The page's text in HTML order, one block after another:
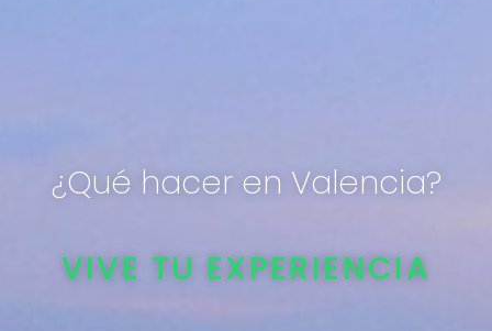
¿Qué hacer en Valencia?
VIVE TU EXPERIENCIA